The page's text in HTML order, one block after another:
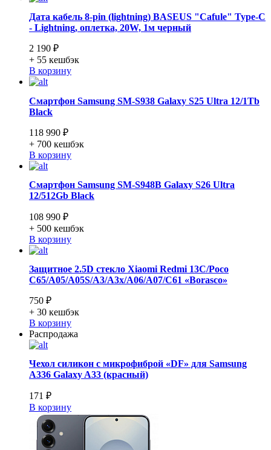
Дата кабель 8-pin (lightning) BASEUS "Cafule" Type-C
- Lightning, оплетка, 20W, 1м черный
2 190 ₽
+ 55 кешбэк
В корзину
Смартфон Samsung SM-S938 Galaxy S25 Ultra 12/1Tb
Black
118 990 ₽
+ 700 кешбэк
В корзину
Смартфон Samsung SM-S948B Galaxy S26 Ultra
12/512Gb Black
108 990 ₽
+ 500 кешбэк
В корзину
Защитное 2.5D стекло Xiaomi Redmi 13C/Poco
C65/A05/A05S/A3/A3x/A06/A07/C61 «Borasco»
750 ₽
+ 30 кешбэк
В корзину
Распродажа
Чехол силикон с микрофиброй «DF» для Samsung
A336 Galaxy A33 (красный)
171 ₽
В корзину